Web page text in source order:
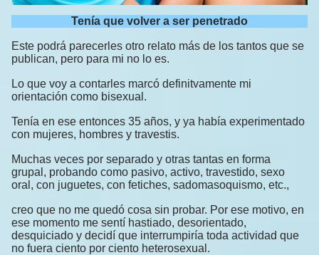
Tenía que volver a ser penetrado
Este podrá parecerles otro relato más de los tantos que se
publican, pero para mi no lo es.
Lo que voy a contarles marcó definitvamente mi
orientación como bisexual.
Tenía en ese entonces 35 años, y ya había experimentado
con mujeres, hombres y travestis.
Muchas veces por separado y otras tantas en forma
grupal, probando como pasivo, activo, travestido, sexo
oral, con juguetes, con fetiches, sadomasoquismo, etc.,
creo que no me quedó cosa sin probar. Por ese motivo, en
ese momento me sentí hastiado, desorientado,
desquiciado y decidí que interrumpiría toda actividad que
no fuera ciento por ciento heterosexual.